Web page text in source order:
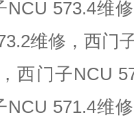
NCU 573.4维
维修，西门
西门子NCU
NCU 571.4维